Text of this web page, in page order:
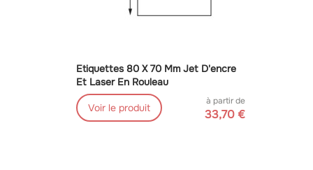
Etiquettes 80 X 70 Mm Jet D'encre
Et Laser En Rouleau
Voir le produit
à partir de
33,70 €